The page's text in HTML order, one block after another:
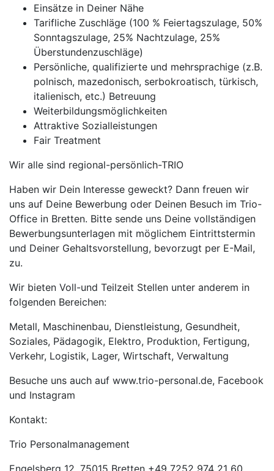
Einsätze in Deiner Nähe
Tarifliche Zuschläge (100 % Feiertagszulage, 50%
Sonntagszulage, 25% Nachtzulage, 25%
Überstundenzuschläge)
Persönliche, qualifizierte und mehrsprachige (z.B.
polnisch, mazedonisch, serbokroatisch, türkisch,
italienisch, etc.) Betreuung
Weiterbildungsmöglichkeiten
Attraktive Sozialleistungen
Fair Treatment
Wir alle sind regional-persönlich-TRIO
Haben wir Dein Interesse geweckt? Dann freuen wir
uns auf Deine Bewerbung oder Deinen Besuch im Trio-
Office in Bretten. Bitte sende uns Deine vollständigen
Bewerbungsunterlagen mit möglichem Eintrittstermin
und Deiner Gehaltsvorstellung, bevorzugt per E-Mail,
zu.
Wir bieten Voll-und Teilzeit Stellen unter anderem in
folgenden Bereichen:
Metall, Maschinenbau, Dienstleistung, Gesundheit,
Soziales, Pädagogik, Elektro, Produktion, Fertigung,
Verkehr, Logistik, Lager, Wirtschaft, Verwaltung
Besuche uns auch auf www.trio-personal.de, Facebook
und Instagram
Kontakt:
Trio Personalmanagement
Engelsberg 12, 75015 Bretten +49 7252 974 21 60